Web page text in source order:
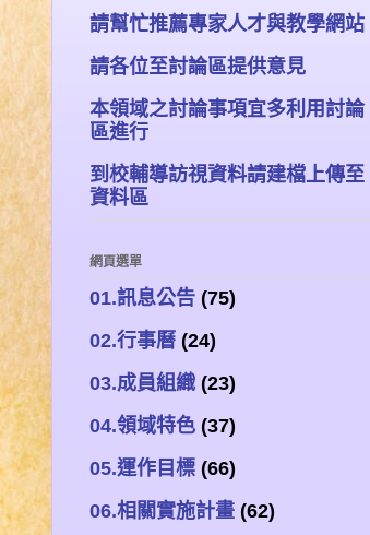
請幫忙推薦專家人才與教學網站
請各位至討論區提供意見
本領域之討論事項宜多利用討論
區進行
到校輔導訪視資料請建檔上傳至
資料區
網頁選單
01.訊息公告 (75)
02.行事曆 (24)
03.成員組織 (23)
04.領域特色 (37)
05.運作目標 (66)
06.相關實施計畫 (62)